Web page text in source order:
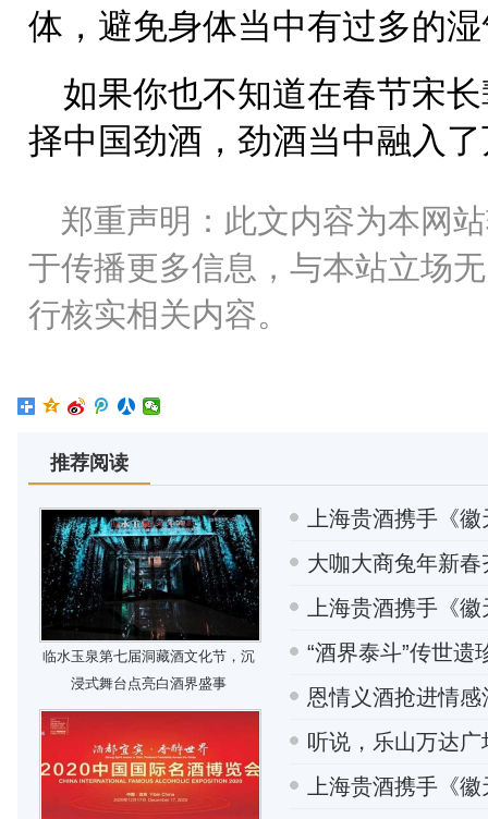
体，避免身体当中有过多的
如果你也不知道在春节宋
择中国劲酒，劲酒当中融入
郑重声明：此文内容为本网
于传播更多信息，与本站立场
行核实相关内容。
推荐阅读
临水玉泉第七届洞藏酒文化节，沉
浸式舞台点亮白酒界盛事
上海贵酒携手《
大咖大商兔年新
上海贵酒携手《
“酒界泰斗”传世
恩情义酒抢进情感
听说，乐山万达
上海贵酒携手《